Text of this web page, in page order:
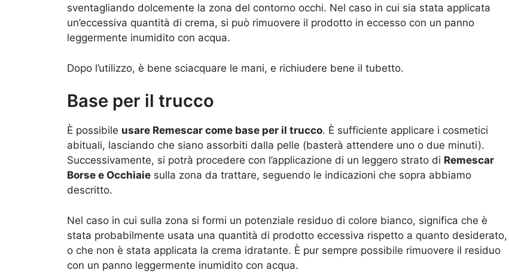
sventagliando dolcemente la zona del contorno occhi. Nel caso in cui sia stata applicata
un’eccessiva quantità di crema, si può rimuovere il prodotto in eccesso con un panno
leggermente inumidito con acqua.
Dopo l’utilizzo, è bene sciacquare le mani, e richiudere bene il tubetto.
Base per il trucco
È possibile usare Remescar come base per il trucco. È sufficiente applicare i cosmetici
abituali, lasciando che siano assorbiti dalla pelle (basterà attendere uno o due minuti).
Successivamente, si potrà procedere con l’applicazione di un leggero strato di Remescar
Borse e Occhiaie sulla zona da trattare, seguendo le indicazioni che sopra abbiamo
descritto.
Nel caso in cui sulla zona si formi un potenziale residuo di colore bianco, significa che è
stata probabilmente usata una quantità di prodotto eccessiva rispetto a quanto desiderato,
o che non è stata applicata la crema idratante. È pur sempre possibile rimuovere il residuo
con un panno leggermente inumidito con acqua.